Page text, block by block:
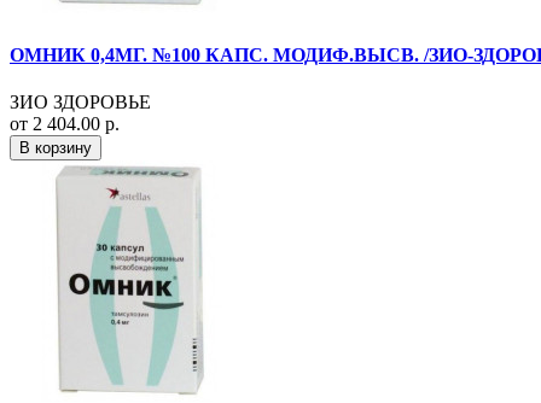
ОМНИК 0,4МГ. №100 КАПС. МОДИФ.ВЫСВ. /ЗИО-
ЗИО ЗДОРОВЬЕ
от 2 404.00 р.
В корзину